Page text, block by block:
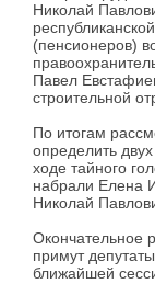
Николай
(пенсионеров)
Павел
строительной
По итогам
определить
ходе тайного
набрали Елена
Николай
Окончательное
примут
ближайшей